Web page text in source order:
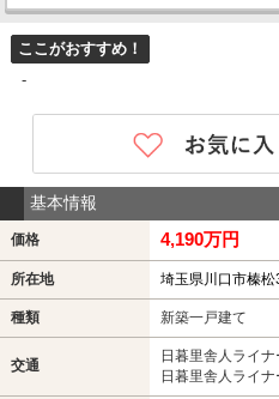
ここがおすすめ！
-
基本情報
価格 4,190万円
所在地 埼玉県川口市榛松
種類 新築一戸建て
交通
日暮里舎人ライ
日暮里舎人ライ